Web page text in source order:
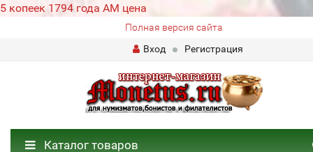
5 копеек 1794 года АМ цена
Полная версия сайта
Вход
Регистрация
Каталог товаров